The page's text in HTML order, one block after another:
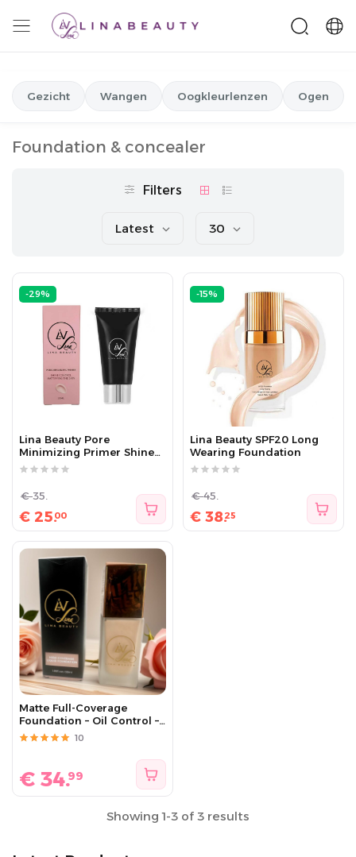
Gezicht Wangen Oogkleurlenzen Ogen
Foundation & concealer
Filters
Latest 30
-29%
Lina Beauty Pore
Minimizing Primer Shine
Control
€ 25.00
€35.
-15%
Lina Beauty SPF20 Long
Wearing Foundation
€ 38.25
€45.
Matte Full-Coverage
Foundation – Oil Control –
Long Lasting – Vegan – Lina
Beauty
10
€ 34.99
Showing 1-3 of 3 results